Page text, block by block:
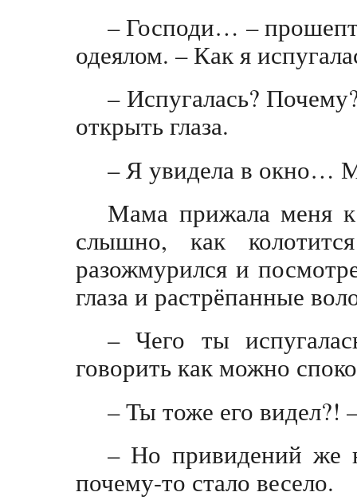
– Господи… –
одеялом. – Как я
– Испугалась?
открыть глаза.
– Я увидела в окно…
Мама прижала меня
слышно, как
разожмурился и
глаза и растрёпанные
– Чего ты
говорить как можно
– Ты тоже его видел?!
– Но привидений же
почему-то стало весело.